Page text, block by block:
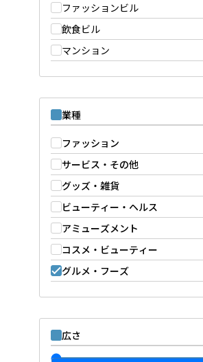
ファッションビル
飲食ビル
マンション
業種
ファッション
サービス・その他
グッズ・雑貨
ビューティー・ヘルス
アミューズメント
コスメ・ビューティー
グルメ・フーズ
広さ